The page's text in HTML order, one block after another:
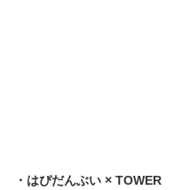
・はぴだんぶい × TOWER